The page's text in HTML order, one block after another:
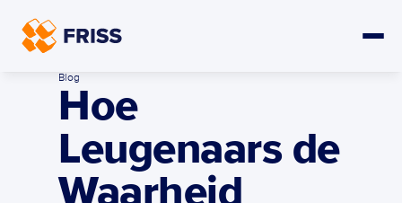
Blog
Hoe
Leugenaars de
Waarheid